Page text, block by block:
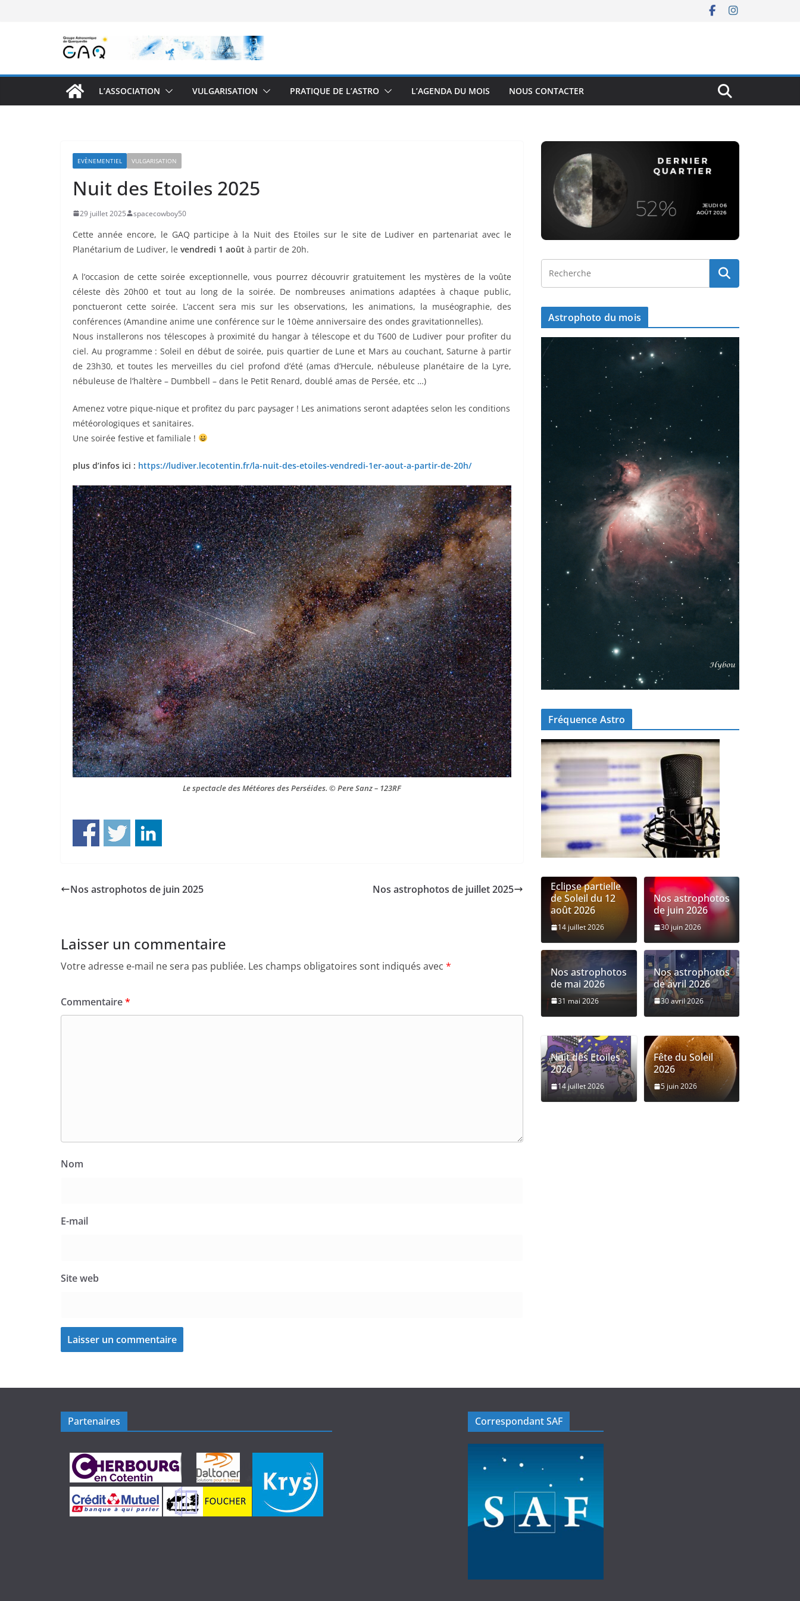
L’ASSOCIATION VULGARISATION PRATIQUE DE L’ASTRO L’AGENDA DU MOIS NOUS CONTACTER
EVÈNEMENTIEL VULGARISATION
Nuit des Etoiles 2025
29 juillet 2025 spacecowboy50
Cette année encore, le GAQ participe à la Nuit des Etoiles sur le site de Ludiver en partenariat avec le
Planétarium de Ludiver, le vendredi 1 août à partir de 20h.
A l’occasion de cette soirée exceptionnelle, vous pourrez découvrir gratuitement les mystères de la voûte
céleste dès 20h00 et tout au long de la soirée. De nombreuses animations adaptées à chaque public,
ponctueront cette soirée. L’accent sera mis sur les observations, les animations, la muséographie, des
conférences (Amandine anime une conférence sur le 10ème anniversaire des ondes gravitationnelles).
Nous installerons nos télescopes à proximité du hangar à télescope et du T600 de Ludiver pour profiter du
ciel. Au programme : Soleil en début de soirée, puis quartier de Lune et Mars au couchant, Saturne à partir
de 23h30, et toutes les merveilles du ciel profond d’été (amas d’Hercule, nébuleuse planétaire de la Lyre,
nébuleuse de l’haltère – Dumbbell – dans le Petit Renard, doublé amas de Persée, etc …)
Amenez votre pique-nique et profitez du parc paysager ! Les animations seront adaptées selon les conditions
météorologiques et sanitaires.
Une soirée festive et familiale !
plus d’infos ici : https://ludiver.lecotentin.fr/la-nuit-des-etoiles-vendredi-1er-aout-a-partir-de-20h/
Le spectacle des Météores des Perséides. © Pere Sanz – 123RF
Nos astrophotos de juin 2025 Nos astrophotos de juillet 2025
Laisser un commentaire
Votre adresse e-mail ne sera pas publiée. Les champs obligatoires sont indiqués avec *
Commentaire*
Nom
E-mail
Site web
Astrophoto du mois
Fréquence Astro
Eclipse partielle
de Soleil du 12
août 2026
14 juillet 2026
Nos astrophotos
de juin 2026
30 juin 2026
Nos astrophotos
de mai 2026
31 mai 2026
Nos astrophotos
de avril 2026
30 avril 2026
Nuit des Etoiles
2026
14 juillet 2026
Fête du Soleil
2026
5 juin 2026
Partenaires Correspondant SAF